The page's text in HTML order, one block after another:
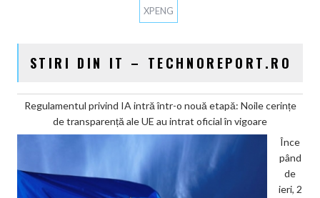
XPENG
STIRI DIN IT – TECHNOREPORT.RO
Regulamentul privind IA intră într-o nouă etapă: Noile cerințe
de transparență ale UE au intrat oficial în vigoare
Înce
pând
de
ieri, 2